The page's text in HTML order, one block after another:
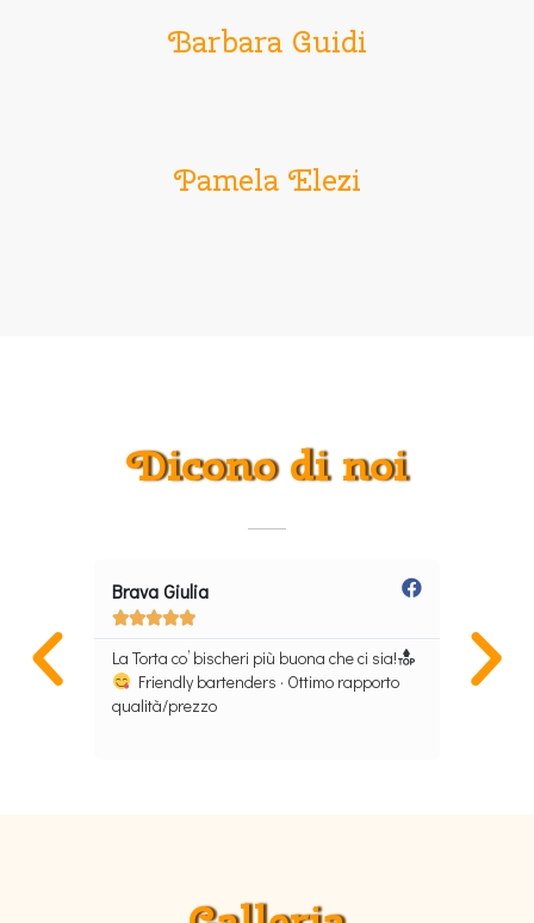
Barbara Guidi
Pamela Elezi
Dicono di noi
Brava Giulia

La Torta co’ bischeri più buona che ci sia!
Friendly bartenders · Ottimo rapporto
qualità/prezzo
Locale
La APP